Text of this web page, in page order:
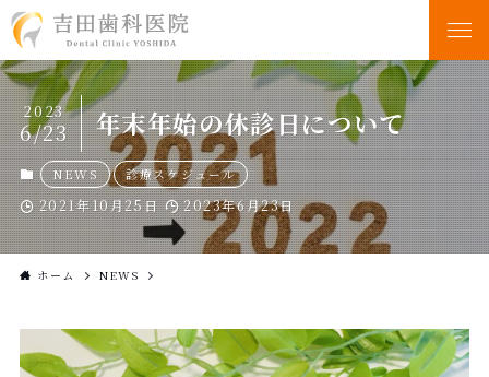
年末年始の休診日について
2023
6/23
NEWS 診療スケジュール
2021年10月25日 2023年6月23日
ホーム NEWS